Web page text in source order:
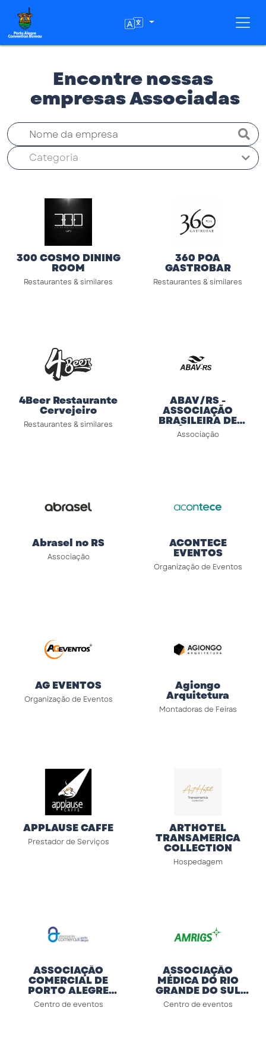
Encontre nossas
empresas Associadas
Categoria
300 COSMO DINING
ROOM
Restaurantes & similares
360 POA
GASTROBAR
Restaurantes & similares
4Beer Restaurante
Cervejeiro
Restaurantes & similares
ABAV/RS -
ASSOCIAÇÃO
BRASILEIRA DE
AGÊNCIAS DE
VIAGENS
Associação
Abrasel no RS
Associação
ACONTECE
EVENTOS
Organização de Eventos
AG EVENTOS
Organização de Eventos
Agiongo
Arquitetura
Montadoras de Feiras
APPLAUSE CAFFE
Prestador de Serviços
ARTHOTEL
TRANSAMERICA
COLLECTION
Hospedagem
ASSOCIAÇÃO
COMERCIAL DE
PORTO ALEGRE
(ACPA)
Centro de eventos
ASSOCIAÇÃO
MÉDICA DO RIO
GRANDE DO SUL
(AMRIGS)
Centro de eventos